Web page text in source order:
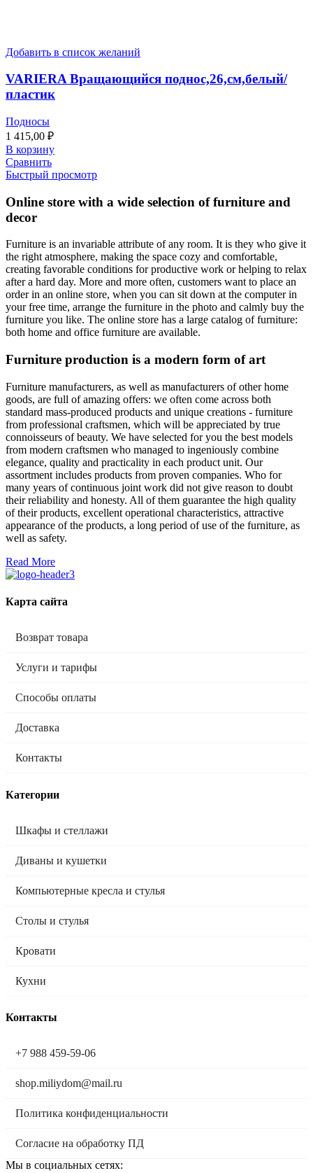
Добавить в список желаний
VARIERA Вращающийся поднос,26,см,белый/
пластик
Подносы
1 415,00 ₽
В корзину
Сравнить
Быстрый просмотр
Online store with a wide selection of furniture and
decor
Furniture is an invariable attribute of any room. It is they who give it
the right atmosphere, making the space cozy and comfortable,
creating favorable conditions for productive work or helping to relax
after a hard day. More and more often, customers want to place an
order in an online store, when you can sit down at the computer in
your free time, arrange the furniture in the photo and calmly buy the
furniture you like. The online store has a large catalog of furniture:
both home and office furniture are available.
Furniture production is a modern form of art
Furniture manufacturers, as well as manufacturers of other home
goods, are full of amazing offers: we often come across both
standard mass-produced products and unique creations - furniture
from professional craftsmen, which will be appreciated by true
connoisseurs of beauty. We have selected for you the best models
from modern craftsmen who managed to ingeniously combine
elegance, quality and practicality in each product unit. Our
assortment includes products from proven companies. Who for
many years of continuous joint work did not give reason to doubt
their reliability and honesty. All of them guarantee the high quality
of their products, excellent operational characteristics, attractive
appearance of the products, a long period of use of the furniture, as
well as safety.
Read More
Карта сайта
Возврат товара
Услуги и тарифы
Способы оплаты
Доставка
Контакты
Категории
Шкафы и стеллажи
Диваны и кушетки
Компьютерные кресла и стулья
Столы и стулья
Кровати
Кухни
Контакты
+7 988 459-59-06
shop.miliydom@mail.ru
Политика конфиденциальности
Согласие на обработку ПД
Мы в социальных сетях: